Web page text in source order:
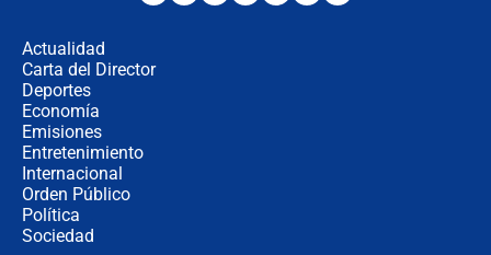
Actualidad
Carta del Director
Deportes
Economía
Emisiones
Entretenimiento
Internacional
Orden Público
Política
Sociedad